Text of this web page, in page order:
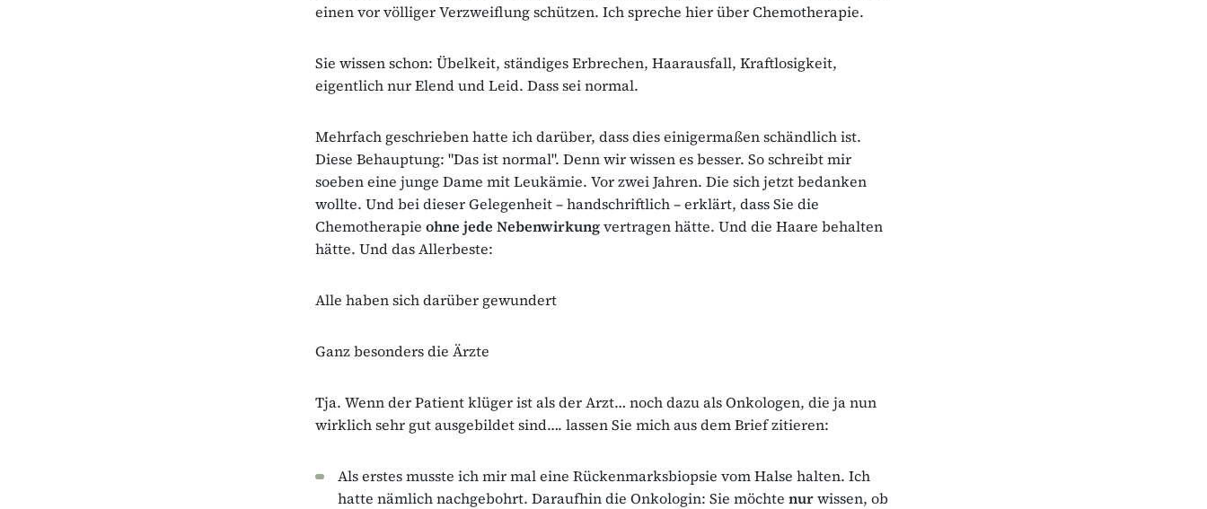
einen vor völliger Verzweiflung schützen. Ich spreche hier über Chemotherapie.
Sie wissen schon: Übelkeit, ständiges Erbrechen, Haarausfall, Kraftlosigkeit,
eigentlich nur Elend und Leid. Dass sei normal.
Mehrfach geschrieben hatte ich darüber, dass dies einigermaßen schändlich ist.
Diese Behauptung: "Das ist normal". Denn wir wissen es besser. So schreibt mir
soeben eine junge Dame mit Leukämie. Vor zwei Jahren. Die sich jetzt bedanken
wollte. Und bei dieser Gelegenheit – handschriftlich – erklärt, dass Sie die
Chemotherapie ohne jede Nebenwirkungvertragen hätte. Und die Haare behalten
hätte. Und das Allerbeste:
Alle haben sich darüber gewundert
Ganz besonders die Ärzte
Tja. Wenn der Patient klüger ist als der Arzt… noch dazu als Onkologen, die ja nun
wirklich sehr gut ausgebildet sind…. lassen Sie mich aus dem Brief zitieren:
Als erstes musste ich mir mal eine Rückenmarksbiopsie vom Halse halten. Ich
hatte nämlich nachgebohrt. Daraufhin die Onkologin: Sie möchte nurwissen, ob